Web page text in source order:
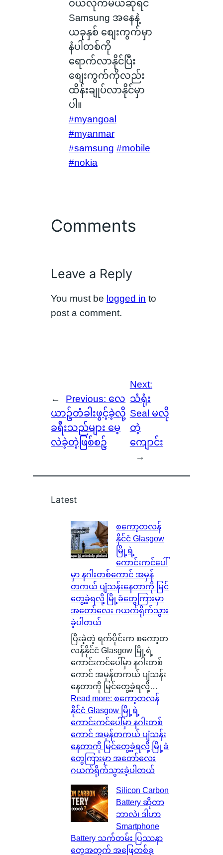
ဝယ်လိုက်မယ်ဆိုရင်
Samsung အနေနဲ့
ယခုနှစ် စျေးကွက်မှာ
နံပါတစ်ကို
ရောက်လာနိုင်ပြီး
စျေးကွက်ကိုလည်း
ထိန်းချုပ်လာနိုင်မှာ
ပါ။
#myangoal
#myanmar
#samsung #mobile
#nokia
Comments
Leave a Reply
You must be logged in to
post a comment.
← Previous: လေ
ယာဥ်တံခါးဖွင့်ခဲ့လို့
ခရီးသည်များ မေ့
လဲခဲ့တဲ့ဖြစ်စဥ်
Next:
သံရုံး
Seal မလို
တဲ့
ကျောင်း
→
Latest
စကော့တလန်
နိုင်ငံ Glasgow
မြို့ရဲ့
ကောင်းကင်ပေါ်
မှာ နဂါးတစ်ကောင် အမှန်
တကယ် ပျံသန်းနေတာကို မြင်
တွေ့ခဲ့ရလို့ မြို့ခံတွေကြားမှာ
အတော်လေး ဂယက်ရိုက်သွား
ခဲ့ပါတယ်
ပြီးခဲ့တဲ့ ရက်ပိုင်းက စကော့တ
လန်နိုင်ငံ Glasgow မြို့ရဲ့
ကောင်းကင်ပေါ်မှာ နဂါးတစ်
ကောင် အမှန်တကယ် ပျံသန်း
နေတာကို မြင်တွေ့ခဲ့ရလို့…
Read more: စကော့တလန်
နိုင်ငံ Glasgow မြို့ရဲ့
ကောင်းကင်ပေါ်မှာ နဂါးတစ်
ကောင် အမှန်တကယ် ပျံသန်း
နေတာကို မြင်တွေ့ခဲ့ရလို့ မြို့ခံ
တွေကြားမှာ အတော်လေး
ဂယက်ရိုက်သွားခဲ့ပါတယ်
Silicon Carbon
Battery ဆိုတာ
ဘာလဲ၊ ဒါဟာ
Smartphone
Battery သက်တမ်း ပြဿနာ
တွေအတွက် အဖြေတစ်ခု